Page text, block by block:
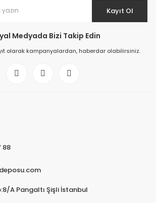
Kayıt Ol
Medyada Bizi Takip Edin
olarak kampanyalardan, haberdar olabilirsiniz.
88
A Pangaltı Şişli İstanbul